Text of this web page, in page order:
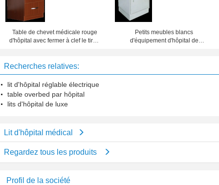
Table de chevet médicale rouge
d'hôpital avec fermer à clef le tiroir
Petits meubles blancs
d'équipement d'hôpital de
Recherches relatives:
lit d'hôpital réglable électrique
table overbed par hôpital
lits d'hôpital de luxe
Lit d'hôpital médical
Regardez tous les produits
Profil de la société